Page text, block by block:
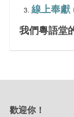
代禱事項
主日學課程資料
線上奉
我們粵語堂
歡迎你！